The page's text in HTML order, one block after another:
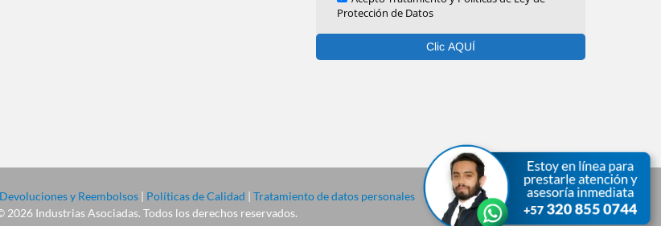
y Reembolsos| Políticas de Calidad | Tratamiento de datos personales
Industrias Asociadas. Todos los derechos reservados.